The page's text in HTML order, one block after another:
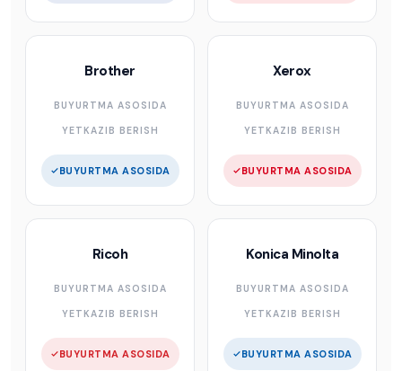
Brother
BUYURTMA ASOSIDA
YETKAZIB BERISH
BUYURTMA ASOSIDA
Xerox
BUYURTMA ASOSIDA
YETKAZIB BERISH
BUYURTMA ASOSIDA
Ricoh
BUYURTMA ASOSIDA
YETKAZIB BERISH
BUYURTMA ASOSIDA
Konica Minolta
BUYURTMA ASOSIDA
YETKAZIB BERISH
BUYURTMA ASOSIDA